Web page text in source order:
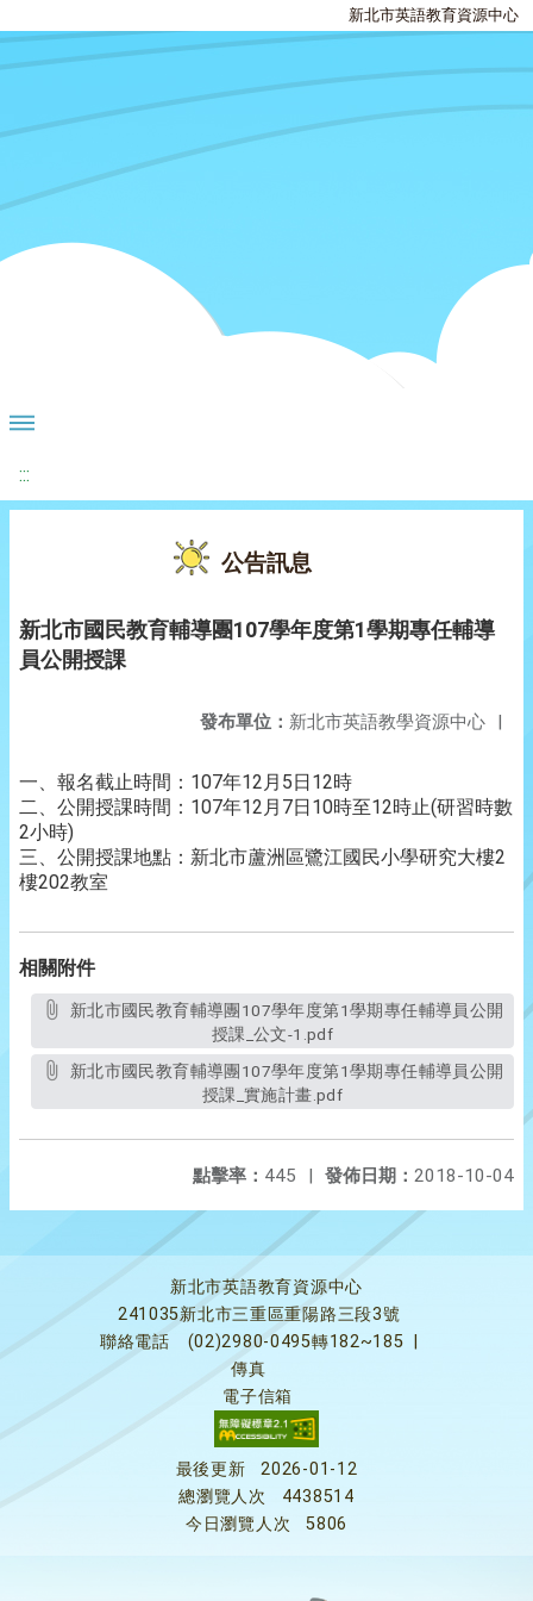
新北市英語教育資源中心
:::
公告訊息
新北市國民教育輔導團107學年度第1學期專任輔導
員公開授課
發布單位： 新北市英語教學資源中心 |
一、報名截止時間：107年12月5日12時
二、公開授課時間：107年12月7日10時至12時止(研習時數
2小時)
三、公開授課地點：新北市蘆洲區鷺江國民小學研究大樓2
樓202教室
相關附件
授課_公文-1.pdf
授課_實施計畫.pdf
發佈日期： 2018-10-04
點擊率： 445 |
新北市英語教育資源中心
241035新北市三重區重陽路三段3號
聯絡電話
(02)2980-0495轉182~185
傳真
電子信箱
最後更新
2026-01-12
總瀏覽人次
4438514
今日瀏覽人次
5806